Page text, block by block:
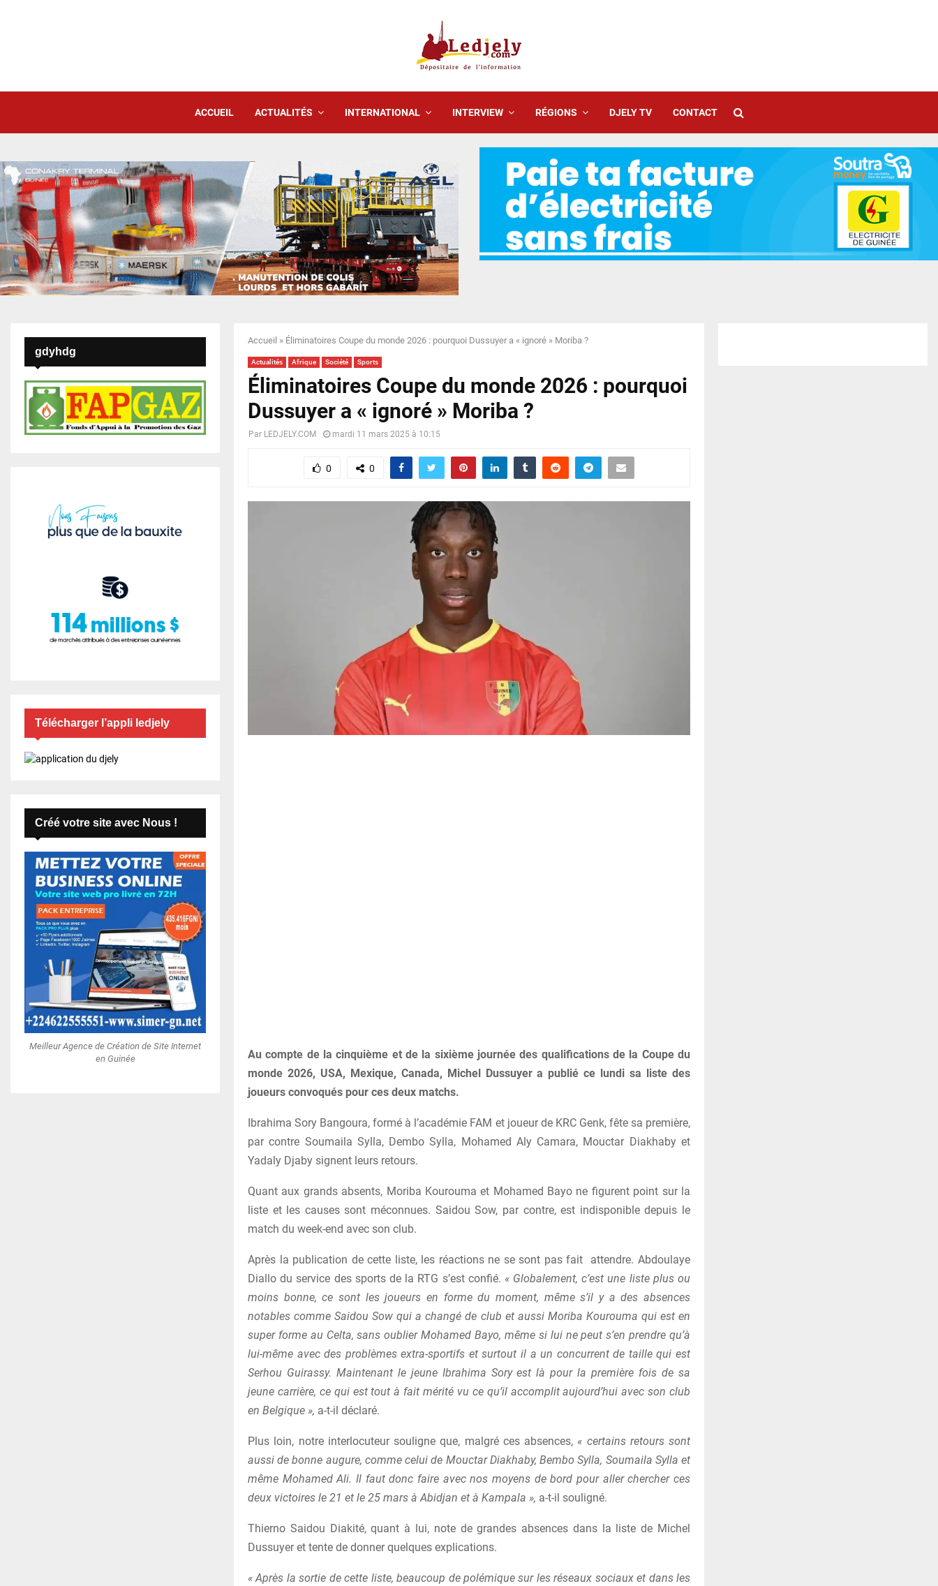
ACCUEIL ACTUALITÉS INTERNATIONAL INTERVIEW RÉGIONS DJELY TV CONTACT
Accueil » Éliminatoires Coupe du monde 2026 : pourquoi Dussuyer a « ignoré » Moriba ?
Actualités Afrique Société Sports
Éliminatoires Coupe du monde 2026 : pourquoi
Dussuyer a « ignoré » Moriba ?
Par LEDJELY.COM mardi 11 mars 2025 à 10:15
0 0
Au compte de la cinquième et de la sixième journée des qualifications de la Coupe du
monde 2026, USA, Mexique, Canada, Michel Dussuyer a publié ce lundi sa liste des
joueurs convoqués pour ces deux matchs.
Ibrahima Sory Bangoura, formé à l’académie FAM et joueur de KRC Genk, fête sa première,
par contre Soumaila Sylla, Dembo Sylla, Mohamed Aly Camara, Mouctar Diakhaby et
Yadaly Djaby signent leurs retours.
Quant aux grands absents, Moriba Kourouma et Mohamed Bayo ne figurent point sur la
liste et les causes sont méconnues. Saidou Sow, par contre, est indisponible depuis le
match du week-end avec son club.
Après la publication de cette liste, les réactions ne se sont pas fait attendre. Abdoulaye
Diallo du service des sports de la RTG s’est confié. « Globalement, c’est une liste plus ou
moins bonne, ce sont les joueurs en forme du moment, même s’il y a des absences
notables comme Saidou Sow qui a changé de club et aussi Moriba Kourouma qui est en
super forme au Celta, sans oublier Mohamed Bayo, même si lui ne peut s’en prendre qu’à
lui-même avec des problèmes extra-sportifs et surtout il a un concurrent de taille qui est
Serhou Guirassy. Maintenant le jeune Ibrahima Sory est là pour la première fois de sa
jeune carrière, ce qui est tout à fait mérité vu ce qu’il accomplit aujourd’hui avec son club
en Belgique », a-t-il déclaré.
Plus loin, notre interlocuteur souligne que, malgré ces absences, « certains retours sont
aussi de bonne augure, comme celui de Mouctar Diakhaby, Bembo Sylla, Soumaila Sylla et
même Mohamed Ali. Il faut donc faire avec nos moyens de bord pour aller chercher ces
deux victoires le 21 et le 25 mars à Abidjan et à Kampala », a-t-il souligné.
Thierno Saidou Diakité, quant à lui, note de grandes absences dans la liste de Michel
Dussuyer et tente de donner quelques explications.
« Après la sortie de cette liste, beaucoup de polémique sur les réseaux sociaux et dans les
gdyhdg
Télécharger l’appli ledjely
Créé votre site avec Nous !
Meilleur Agence de Création de Site Internet
en Guinée